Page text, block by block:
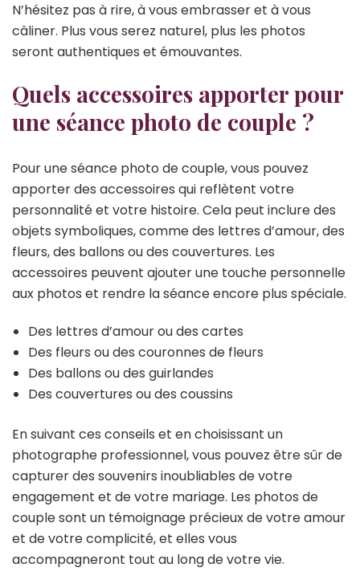
N’hésitez pas à rire, à vous embrasser et à vous
câliner. Plus vous serez naturel, plus les photos
seront authentiques et émouvantes.
Quels accessoires apporter pour
une séance photo de couple ?
Pour une séance photo de couple, vous pouvez
apporter des accessoires qui reflètent votre
personnalité et votre histoire. Cela peut inclure des
objets symboliques, comme des lettres d’amour, des
fleurs, des ballons ou des couvertures. Les
accessoires peuvent ajouter une touche personnelle
aux photos et rendre la séance encore plus spéciale.
Des lettres d’amour ou des cartes
Des fleurs ou des couronnes de fleurs
Des ballons ou des guirlandes
Des couvertures ou des coussins
En suivant ces conseils et en choisissant un
photographe professionnel, vous pouvez être sûr de
capturer des souvenirs inoubliables de votre
engagement et de votre mariage. Les photos de
couple sont un témoignage précieux de votre amour
et de votre complicité, et elles vous
accompagneront tout au long de votre vie.